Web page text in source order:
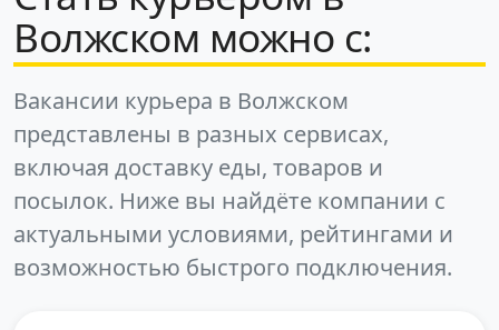
Волжском можно с:
Вакансии курьера в Волжском
представлены в разных сервисах,
включая доставку еды, товаров и
посылок. Ниже вы найдёте компании с
актуальными условиями, рейтингами и
возможностью быстрого подключения.